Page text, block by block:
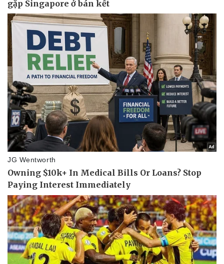
Pháp luật
Vụ án
Quân sự - Quốc phòng
Vũ khí